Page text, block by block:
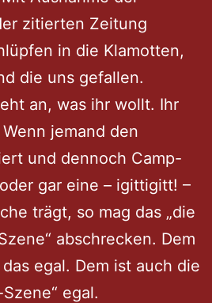
zitierten Zeitung
in die Klamotten,
die uns gefallen.
an, was ihr wollt. Ihr
jemand den
und dennoch Camp-
gar eine – igittigitt! –
trägt, so mag das „die
abschrecken. Dem
egal. Dem ist auch die
egal.